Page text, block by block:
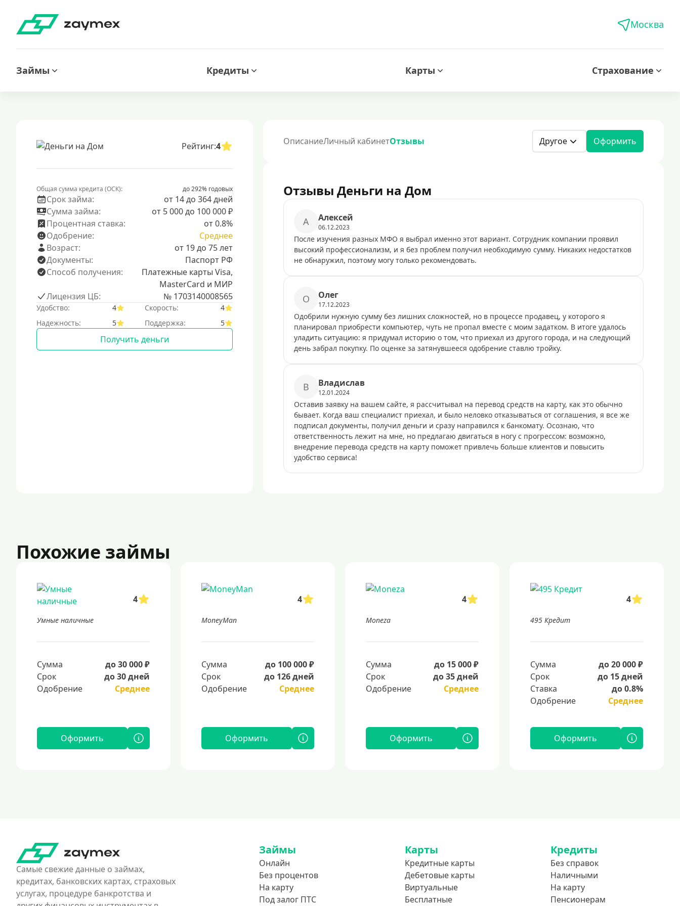
Москва
Займы Кредиты Карты Страхование
Рейтинг:4
Общая сумма кредита (ОСК): до 292% годовых
Срок займа:
от 14 до 364 дней
Сумма займа:
от 5 000 до 100 000 ₽
Процентная ставка:
от 0.8%
Одобрение:
Среднее
Возраст:
от 19 до 75 лет
Документы:
Паспорт РФ
Способ получения:
Платежные карты Visa,
MasterCard и МИР
Лицензия ЦБ:
№ 1703140008565
Удобство: 4 Скорость:
4
Надежность:
5 Поддержка: 5
Получить деньги
ОписаниеЛичный кабинетОтзывы Другое Оформить
Отзывы Деньги на Дом
А Алексей
06.12.2023
После изучения разных МФО я выбрал именно этот вариант. Сотрудник компании проявил
высокий профессионализм, и я без проблем получил необходимую сумму. Никаких недостатков
не обнаружил, поэтому могу только рекомендовать.
О Олег
17.12.2023
Одобрили нужную сумму без лишних сложностей, но в процессе продавец, у которого я
планировал приобрести компьютер, чуть не пропал вместе с моим задатком. В итоге удалось
уладить ситуацию: я придумал историю о том, что приехал из другого города, и на следующий
день забрал покупку. По оценке за затянувшееся одобрение ставлю тройку.
В Владислав
12.01.2024
Оставив заявку на вашем сайте, я рассчитывал на перевод средств на карту, как это обычно
бывает. Когда ваш специалист приехал, и было неловко отказываться от соглашения, я все же
подписал документы, получил деньги и сразу направился к банкомату. Осознаю, что
ответственность лежит на мне, но предлагаю двигаться в ногу с прогрессом: возможно,
внедрение перевода средств на карту поможет привлечь больше клиентов и повысить
удобство сервиса!
Похожие займы
4
Умные наличные
Сумма
до 30 000 ₽
Срок
до 30 дней
Одобрение
Среднее
Оформить
4
MoneyMan
Сумма
до 100 000 ₽
Срок
до 126 дней
Одобрение
Среднее
Оформить
4
Moneza
Сумма
до 15 000 ₽
Срок
до 35 дней
Одобрение
Среднее
Оформить
4
495 Кредит
Сумма
до 20 000 ₽
Срок
до 15 дней
Ставка
до 0.8%
Одобрение
Среднее
Оформить
Самые свежие данные о займах,
кредитах, банковских картах, страховых
услугах, процедуре банкротства и
Займы
Онлайн
Без процентов
На карту
Под залог ПТС
Карты
Кредитные карты
Дебетовые карты
Виртуальные
Бесплатные
Кредиты
Без справок
Наличными
На карту
Пенсионерам